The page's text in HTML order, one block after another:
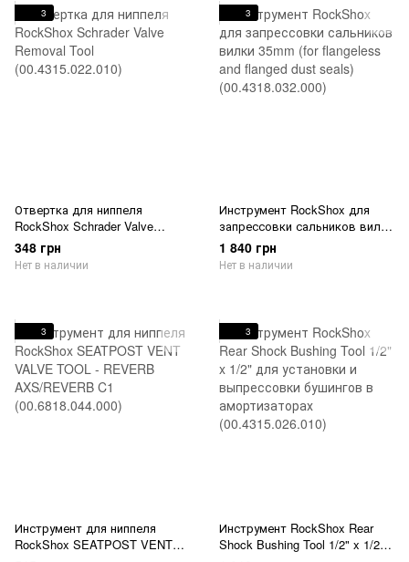
3
Отвертка для ниппеля
RockShox Schrader Valve
Removal Tool (00.4315.022.010)
348 грн
Нет в наличии
3
Инструмент RockShox для
запрессовки сальников вилки
35mm (for flangeless and
flanged dust seals)
(00.4318.032.000)
1 840 грн
Нет в наличии
3
Инструмент для ниппеля
RockShox SEATPOST VENT
3
Инструмент RockShox Rear
Shock Bushing Tool 1/2" x 1/2"